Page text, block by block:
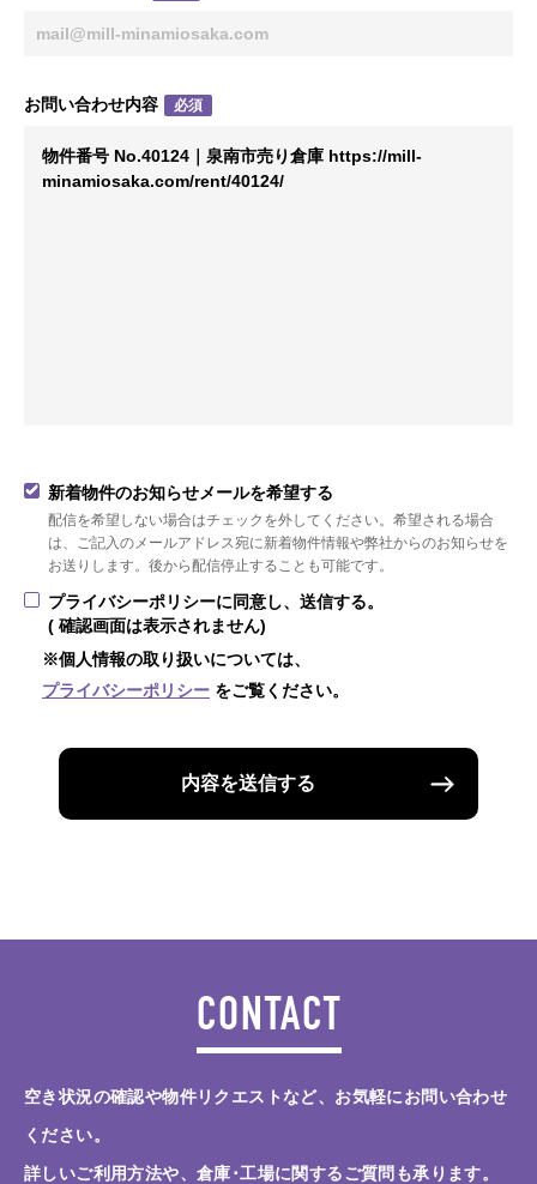
お問い合わせ内容 必須
新着物件のお知らせメールを希望する
配信を希望しない場合はチェックを外してください。希望される場合
は、ご記入のメールアドレス宛に新着物件情報や弊社からのお知らせを
お送りします。後から配信停止することも可能です。
プライバシーポリシーに同意し、送信する。
( 確認画面は表示されません)
※個人情報の取り扱いについては、
プライバシーポリシー をご覧ください。
内容を送信する
CONTACT
空き状況の確認や物件リクエストなど、お気軽にお問い合わせ
ください。
詳しいご利用方法や、倉庫･工場に関するご質問も承ります。